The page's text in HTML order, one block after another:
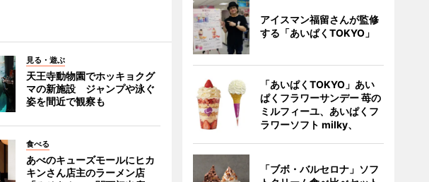
見る・遊ぶ
天王寺動物園でホッキョクグ
マの新施設 ジャンプや泳ぐ
姿を間近で観察も
食べる
あべのキューズモールにヒカ
キンさん店主のラーメン店
アイスマン福留さんが監修
する「あいぱくTOKYO」
「あいぱくTOKYO」あい
ぱくフラワーサンデー 苺の
ミルフィーユ、あいぱくフ
ラワーソフト milky、
「ブボ・バルセロナ」ソフ